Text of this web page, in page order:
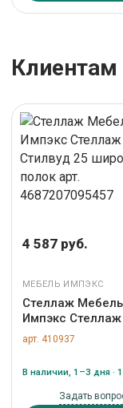
Клиентам
4 587 руб.
МЕБЕЛЬ ИМПЭКС
Стеллаж Мебель
Импэкс
Стилвуд 25
полок арт.
арт. 410937
В наличии, 1–3 дня ·
Задать